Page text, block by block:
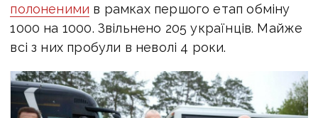
полоненими в рамках першого етап обміну
1000 на 1000. Звільнено 205 українців. Майже
всі з них пробули в неволі 4 роки.